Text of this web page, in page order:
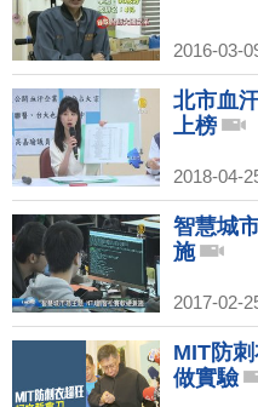
2016-03-
北市血
上榜
2018-04-
智慧城
施
2017-02-
MIT防
做實驗